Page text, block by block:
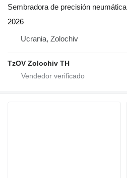
Sembradora de precisión neumática
2026
Ucrania, Zolochiv
TzOV Zolochiv TH